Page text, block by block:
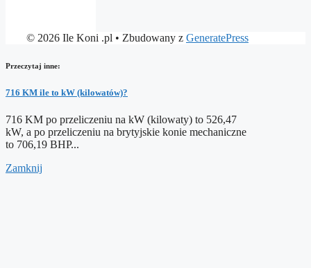
© 2026 Ile Koni .pl • Zbudowany z GeneratePress
Przeczytaj inne:
716 KM ile to kW (kilowatów)?
716 KM po przeliczeniu na kW (kilowaty) to 526,47
kW, a po przeliczeniu na brytyjskie konie mechaniczne
to 706,19 BHP...
Zamknij